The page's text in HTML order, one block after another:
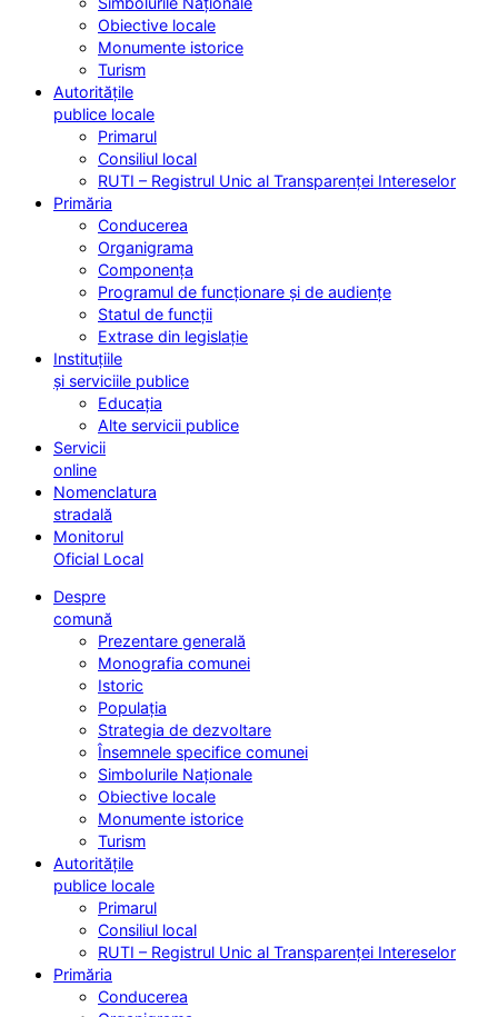
Obiective locale
Monumente istorice
Turism
Autoritățile
publice locale
Primarul
Consiliul local
RUTI – Registrul Unic al Transparenței Intereselor
Primăria
Conducerea
Organigrama
Componența
Programul de funcționare și de audiențe
Statul de funcții
Extrase din legislație
Instituțiile
și serviciile publice
Educația
Alte servicii publice
Servicii
online
Nomenclatura
stradală
Monitorul
Oficial Local
Despre
comună
Prezentare generală
Monografia comunei
Istoric
Populația
Strategia de dezvoltare
Însemnele specifice comunei
Simbolurile Naționale
Obiective locale
Monumente istorice
Turism
Autoritățile
publice locale
Primarul
Consiliul local
RUTI – Registrul Unic al Transparenței Intereselor
Primăria
Conducerea